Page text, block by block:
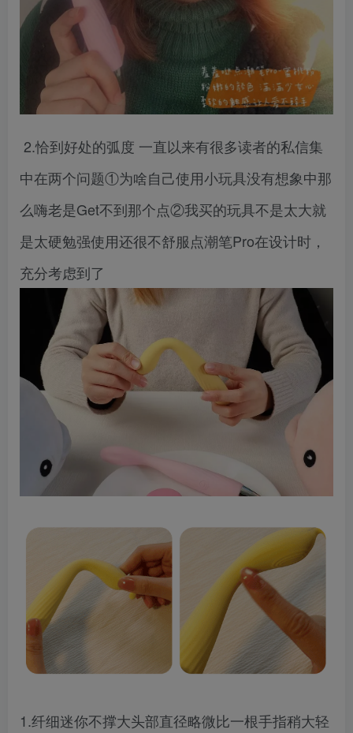
2.恰到好处的弧度 一直以来有很多读者的私信集
中在两个问题①为啥自己使用小玩具没有想象中那
么嗨老是Get不到那个点②我买的玩具不是太大就
是太硬勉强使用还很不舒服点潮笔Pro在设计时，
充分考虑到了
1.纤细迷你不撑大头部直径略微比一根手指稍大轻